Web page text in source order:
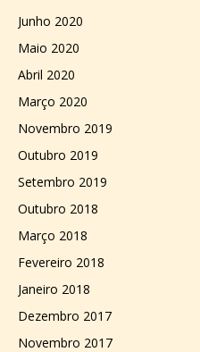
Junho 2020
Maio 2020
Abril 2020
Março 2020
Novembro 2019
Outubro 2019
Setembro 2019
Outubro 2018
Março 2018
Fevereiro 2018
Janeiro 2018
Dezembro 2017
Novembro 2017